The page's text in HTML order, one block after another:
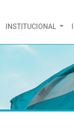
(CURRENT)
INSTITUCIONAL